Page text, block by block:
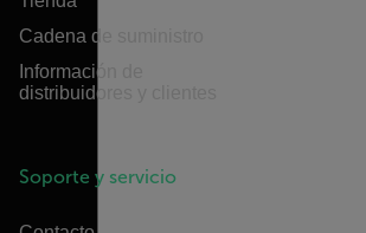
Cadena de suministro
Información de
distribuidores y clientes
Soporte y servicio